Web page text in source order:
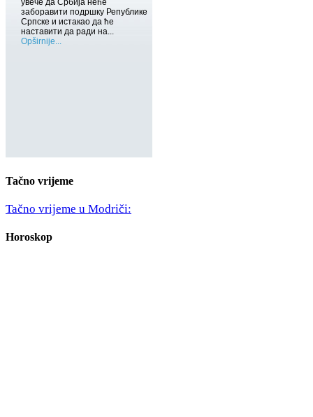
Tačno vrijeme
Tačno vrijeme u Modriči:
Horoskop